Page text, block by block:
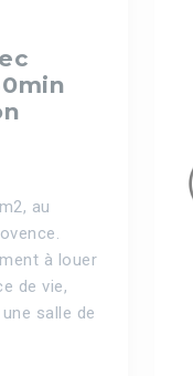
au
à louer
de vie,
salle de